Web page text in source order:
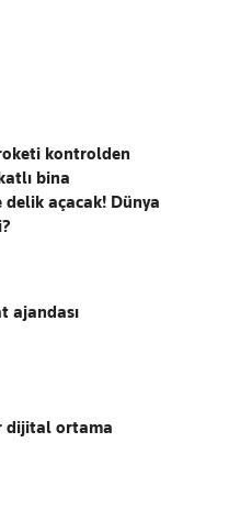
kontrolden
bina
açacak! Dünya
ajandası
dijital ortama